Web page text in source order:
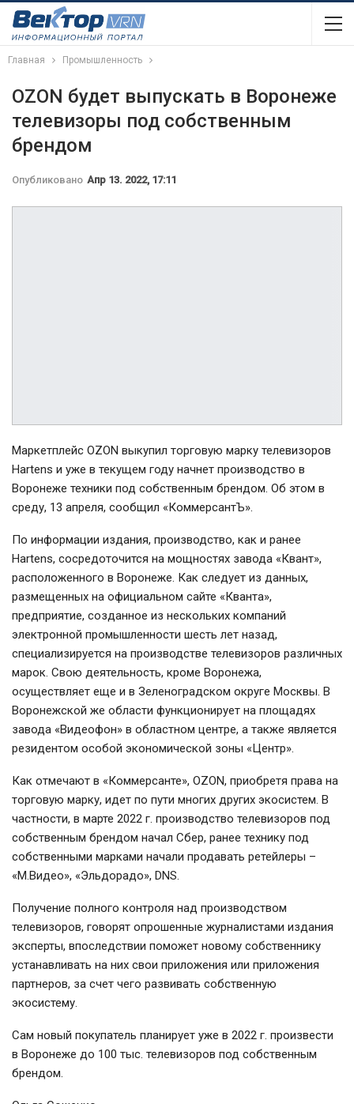
Главная Промышленность
OZON будет выпускать в Воронеже
телевизоры под собственным
брендом
Опубликовано Апр 13. 2022, 17:11
Маркетплейс OZON выкупил торговую марку телевизоров
Hartens и уже в текущем году начнет производство в
Воронеже техники под собственным брендом. Об этом в
среду, 13 апреля, сообщил «КоммерсантЪ».
По информации издания, производство, как и ранее
Hartens, сосредоточится на мощностях завода «Квант»,
расположенного в Воронеже. Как следует из данных,
размещенных на официальном сайте «Кванта»,
предприятие, созданное из нескольких компаний
электронной промышленности шесть лет назад,
специализируется на производстве телевизоров различных
марок. Свою деятельность, кроме Воронежа,
осуществляет еще и в Зеленоградском округе Москвы. В
Воронежской же области функционирует на площадях
завода «Видеофон» в областном центре, а также является
резидентом особой экономической зоны «Центр».
Как отмечают в «Коммерсанте», OZON, приобретя права на
торговую марку, идет по пути многих других экосистем. В
частности, в марте 2022 г. производство телевизоров под
собственным брендом начал Сбер, ранее технику под
собственными марками начали продавать ретейлеры –
«М.Видео», «Эльдорадо», DNS.
Получение полного контроля над производством
телевизоров, говорят опрошенные журналистами издания
эксперты, впоследствии поможет новому собственнику
устанавливать на них свои приложения или приложения
партнеров, за счет чего развивать собственную
экосистему.
Сам новый покупатель планирует уже в 2022 г. произвести
в Воронеже до 100 тыс. телевизоров под собственным
брендом.